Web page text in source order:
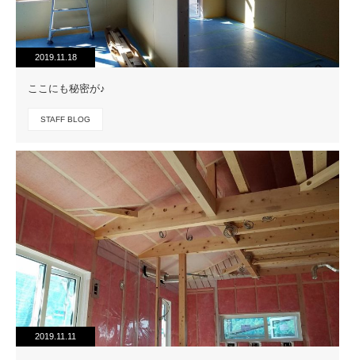
2019.11.18
ここにも秘密が♪
STAFF BLOG
2019.11.11